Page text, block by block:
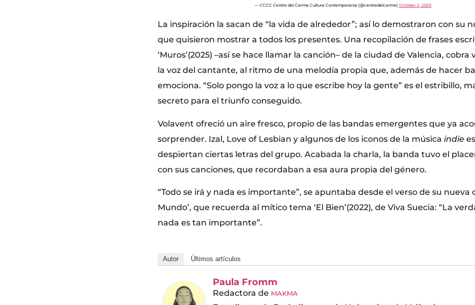
— CCCC Centre del Carme Cultura Contemporània (@centredelcarme) October 2, 2025
La inspiración la sacan de “la vida de alrededor”; así lo demostraron con su
que quisieron mostrar a todos los presentes. Una recopilación de frases
‘Muros’(2025) –así se hace llamar la canción– de la ciudad de Valencia, cobra
la voz del cantante, al ritmo de una melodía propia que, además de hacer
emociona. “Solo pongo la voz a lo que escribe hoy la gente” es el estribillo,
secreto para el triunfo conseguido.
Volavent ofreció un aire fresco, propio de las bandas emergentes que ya
sorprender. Izal, Love of Lesbian y algunos de los iconos de la música indie
despiertan ciertas letras del grupo. Acabada la charla, la banda tuvo el
con sus canciones, que recordaban a esa aura propia del género.
“Todo se irá y nada es importante”, se apuntaba desde el verso de su nueva
Mundo’, que recuerda al mítico tema ‘El Bien’(2022), de Viva Suecia: “La
nada es tan importante”.
Autor Últimos artículos
Paula Fromm
Redactora de MAKMA